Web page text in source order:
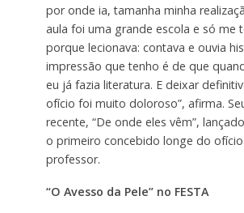
por onde ia, tamanha minha
aula foi uma grande escola e só me
porque lecionava: contava e ouvia
impressão que tenho é de que
eu já fazia literatura. E deixar
ofício foi muito doloroso”, afirma.
recente, “De onde eles vêm”,
o primeiro concebido longe do
professor.
“O Avesso da Pele” no FESTA